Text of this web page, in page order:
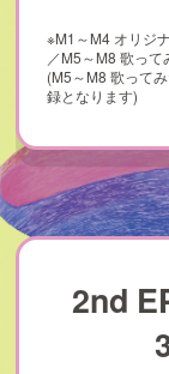
※M1～M4 オリジ
／M5～M8 歌って
(M5～M8 歌って
録となります)
2nd